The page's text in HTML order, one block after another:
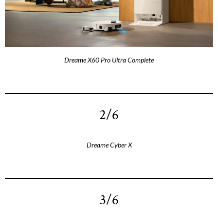
Dreame X60 Pro Ultra Complete
2/6
Dreame Cyber X
3/6